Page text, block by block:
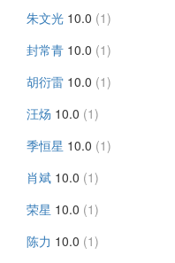
朱文光 10.0 (1)
封常青 10.0 (1)
胡衍雷 10.0 (1)
汪炀 10.0 (1)
季恒星 10.0 (1)
肖斌 10.0 (1)
荣星 10.0 (1)
陈力 10.0 (1)